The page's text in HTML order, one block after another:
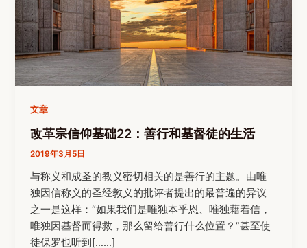
文章
改革宗信仰基础22：善行和基督徒的生活
2019年3月5日
与称义和成圣的教义密切相关的是善行的主题。由唯
独因信称义的圣经教义的批评者提出的最普遍的异议
之一是这样：“如果我们是唯独本乎恩、唯独藉着信，
唯独因基督而得救，那么留给善行什么位置？”甚至使
徒保罗也听到[……]